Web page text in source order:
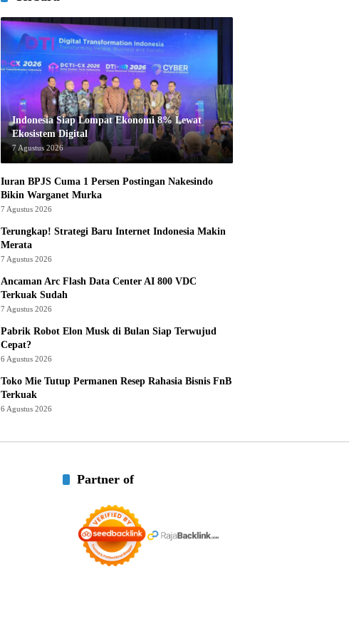
Indonesia Siap Lompat Ekonomi 8% Lewat
Ekosistem Digital
7 Agustus 2026
Iuran BPJS Cuma 1 Persen Postingan Nakesindo
Bikin Warganet Murka
7 Agustus 2026
Terungkap! Strategi Baru Internet Indonesia Makin
Merata
7 Agustus 2026
Ancaman Arc Flash Data Center AI 800 VDC
Terkuak Sudah
7 Agustus 2026
Pabrik Robot Elon Musk di Bulan Siap Terwujud
Cepat?
6 Agustus 2026
Toko Mie Tutup Permanen Resep Rahasia Bisnis FnB
Terkuak
6 Agustus 2026
Partner of